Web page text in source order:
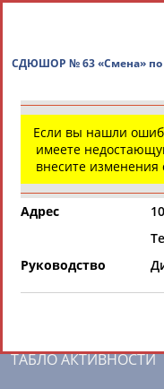
Региональные
СВОДНЫЕ ИНДЕКСЫ
ТАБЛО АКТИВНОСТИ
Если вы нашли
имеете
внесите изменения
Адрес
Руководство